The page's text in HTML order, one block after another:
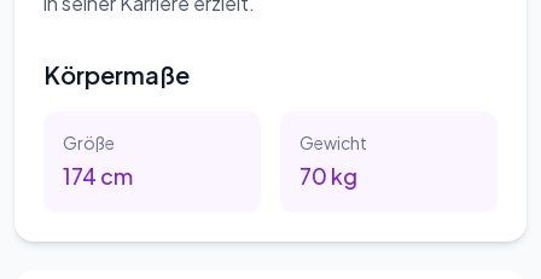
Körpermaße
Größe
174 cm
Gewicht
70 kg